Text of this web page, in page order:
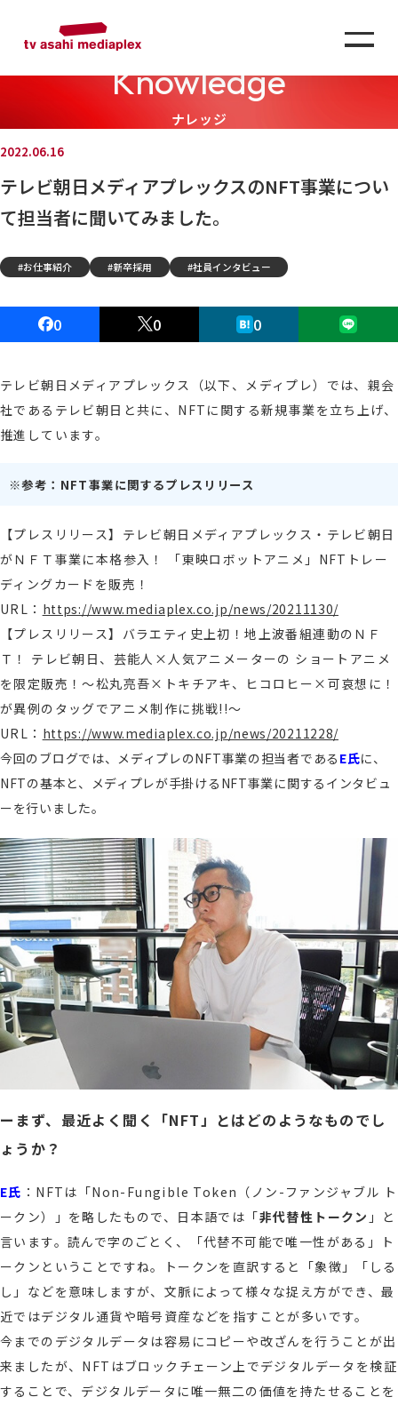
Knowledge
ナレッジ
2022.06.16
テレビ朝日メディアプレックスのNFT事業につい
て担当者に聞いてみました。
お仕事紹介 新卒採用 社員インタビュー
0 0 0
テレビ朝日メディアプレックス（以下、メディプレ）では、親会
社であるテレビ朝日と共に、NFTに関する新規事業を立ち上げ、
推進しています。
※参考：NFT事業に関するプレスリリース
【プレスリリース】テレビ朝日メディアプレックス・テレビ朝日
がＮＦＴ事業に本格参入！ 「東映ロボットアニメ」NFTトレー
ディングカードを販売！
URL： https://www.mediaplex.co.jp/news/20211130/
【プレスリリース】バラエティ史上初！地上波番組連動のＮＦ
Ｔ！ テレビ朝日、芸能人×人気アニメーターの ショートアニメ
を限定販売！～松丸亮吾×トキチアキ、ヒコロヒー×可哀想に！
が異例のタッグでアニメ制作に挑戦!!～
URL： https://www.mediaplex.co.jp/news/20211228/
今回のブログでは、メディプレのNFT事業の担当者である E氏に、
NFTの基本と、メディプレが手掛けるNFT事業に関するインタビュ
ーを行いました。
ーまず、最近よく聞く「NFT」とはどのようなものでし
ょうか？
E氏 ：NFTは「Non-Fungible Token（ノン-ファンジャブル ト
ークン）」を略したもので、日本語では「非代替性トークン 」と
言います。読んで字のごとく、「代替不可能で唯一性がある」ト
ークンということですね。トークンを直訳すると「象徴」「しる
し」などを意味しますが、文脈によって様々な捉え方ができ、最
近ではデジタル通貨や暗号資産などを指すことが多いです。
今までのデジタルデータは容易にコピーや改ざんを行うことが出
来ましたが、NFTはブロックチェーン上でデジタルデータを検証
することで、デジタルデータに唯一無二の価値を持たせることを